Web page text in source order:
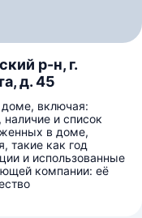
р-н, г.
д. 45
включая:
и список
в доме,
такие как год
и использованные
компании: её